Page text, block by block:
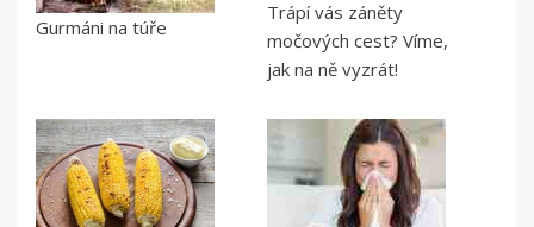
Gurmáni na túře
Trápí vás záněty
močových cest? Víme,
jak na ně vyzrát!